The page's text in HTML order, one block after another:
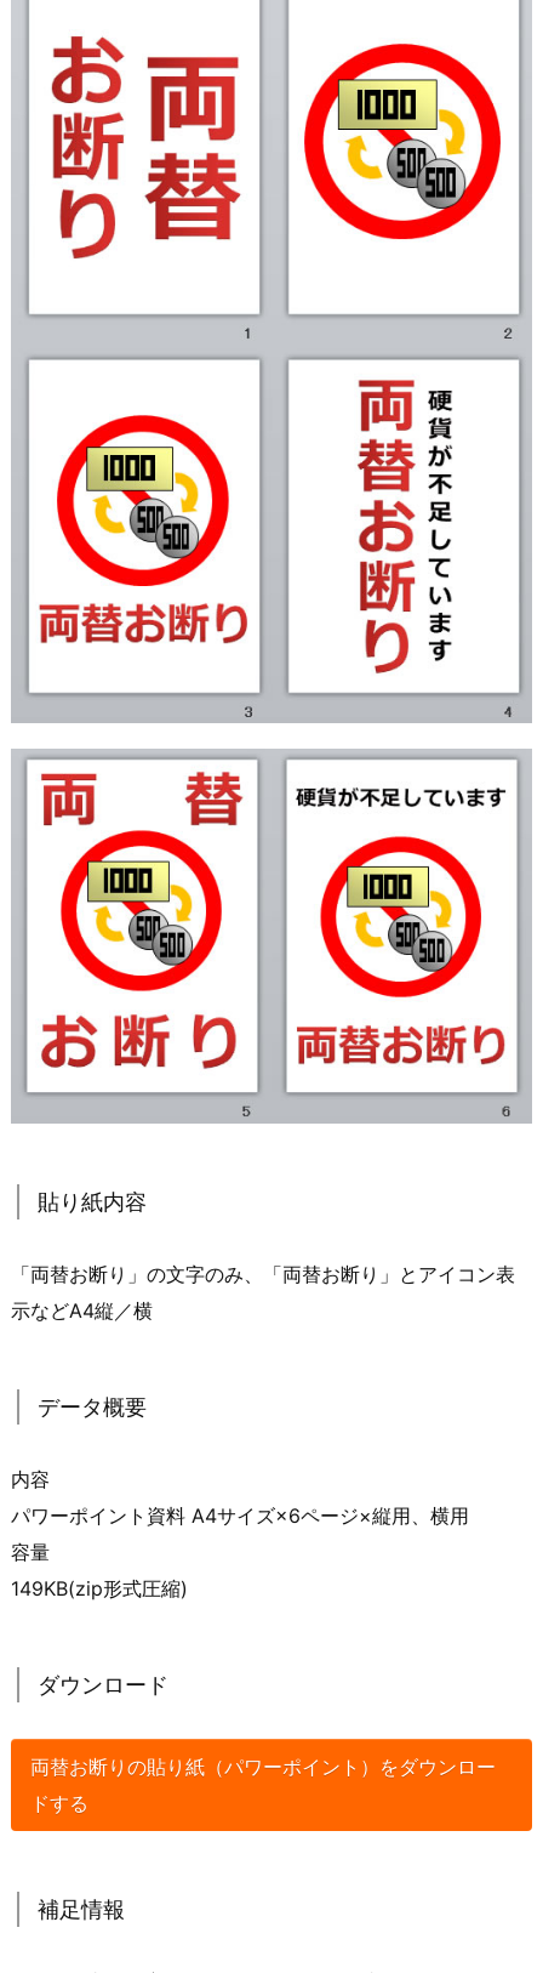
貼り紙内容
「両替お断り」の文字のみ、「両替お断り」とアイコン表
示などA4縦／横
データ概要
内容
パワーポイント資料 A4サイズ×6ページ×縦用、横用
容量
149KB(zip形式圧縮)
ダウンロード
両替お断りの貼り紙（パワーポイント）をダウンロー
ドする
補足情報